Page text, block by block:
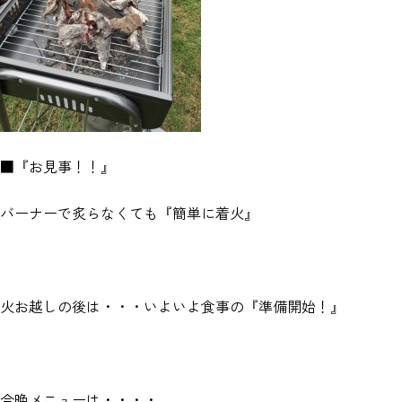
■『お見事！！』
バーナーで炙らなくても『簡単に着火』
火お越しの後は・・・いよいよ食事の『準備開始！』